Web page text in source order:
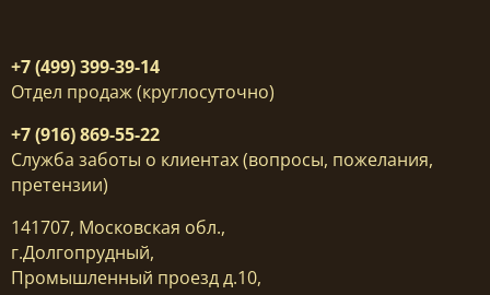
+7 (499) 399-39-14
Отдел продаж (круглосуточно)
+7 (916) 869-55-22
Служба заботы о клиентах (вопросы, пожелания,
претензии)
141707, Московская обл.,
г.Долгопрудный,
Промышленный проезд д.10,